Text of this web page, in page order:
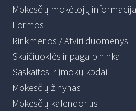
Mokesčių mokėtojų informacija
Formos
Rinkmenos / Atviri duomenys
Skaičiuoklės ir pagalbininkai
Sąskaitos ir įmokų kodai
Mokesčių žinynas
Mokesčių kalendorius